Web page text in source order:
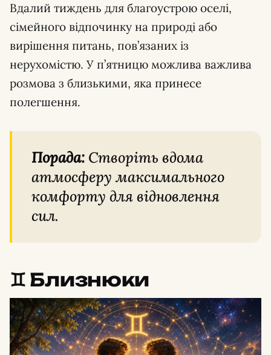
Вдалий тиждень для благоустрою оселі,
сімейного відпочинку на природі або
вирішення питань, пов’язаних із
нерухомістю. У п’ятницю можлива важлива
розмова з близькими, яка принесе
полегшення.
Порада: Створіть вдома
атмосферу максимального
комфорту для відновлення
сил.
♊️ Близнюки